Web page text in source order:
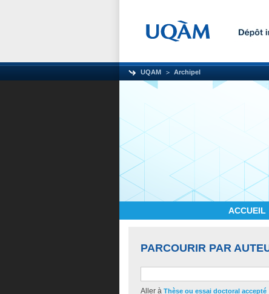
UQAM Archipel
ACCUEIL
PARCOURIR PAR
Aller à Thèse ou essai doctoral accepté